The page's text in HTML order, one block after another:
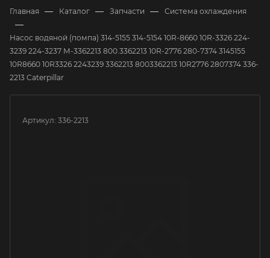
Главная — Каталог — Запчасти — Система охлаждения
—
Насос водяной (помпа) 314-5155 314-5154 10R-8660 10R-3326 224-
3239 224-3237 M-3362213 800.3362213 10R-2776 280-7374 3145155
10R8660 10R3326 2243239 3362213 8003362213 10R2776 2807374 336-
2213 Caterpillar
Артикул: 336-2213